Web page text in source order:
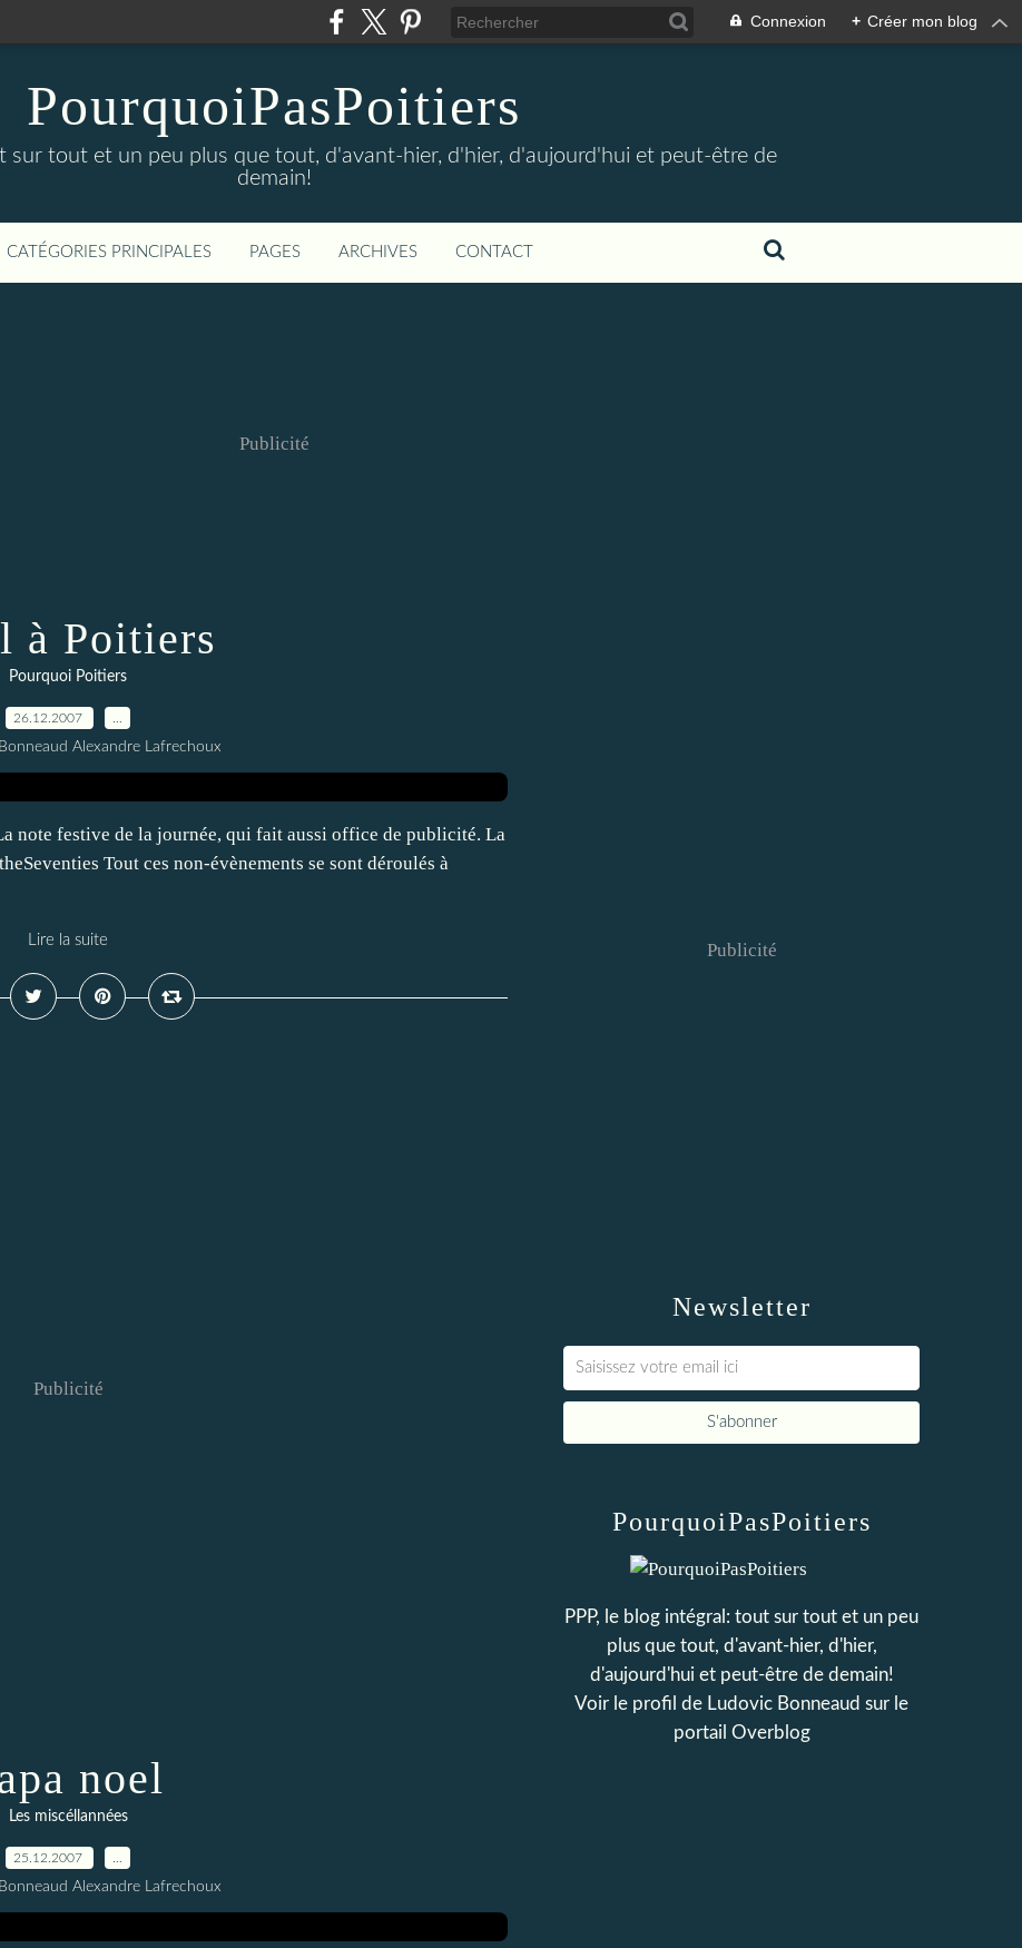
Connexion + Créer mon blog
PourquoiPasPoitiers
sur tout et un peu plus que tout, d'avant-hier, d'hier, d'aujourd'hui et peut-être de
demain!
CATÉGORIES PRINCIPALES PAGES ARCHIVES CONTACT
Publicité
à Poitiers
Pourquoi Poitiers
26.12.2007
Alexandre Lafrechoux
note festive de la journée, qui fait aussi office de publicité. La
Tout ces non-évènements se sont déroulés à
Lire la suite
Publicité
noel
Les miscéllannées
25.12.2007
Alexandre Lafrechoux
Newsletter
Publicité
PourquoiPasPoitiers
PPP, le blog intégral: tout sur tout et un peu
plus que tout, d'avant-hier, d'hier,
d'aujourd'hui et peut-être de demain!
Voir le profil de Ludovic Bonneaud sur le
portail Overblog